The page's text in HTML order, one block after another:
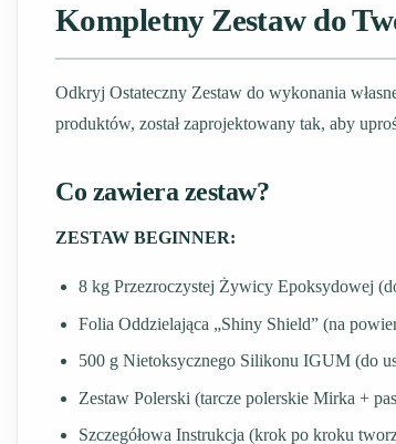
Kompletny Zestaw do
Odkryj Ostateczny Zestaw do wykonania
produktów, został zaprojektowany tak, aby
Co zawiera zestaw?
ZESTAW BEGINNER:
8 kg Przezroczystej Żywicy Epoksydowej
Folia Oddzielająca „Shiny Shield” (na
500 g Nietoksycznego Silikonu IGUM (do
Zestaw Polerski (tarcze polerskie Mirka +
Szczegółowa Instrukcja (krok po kroku